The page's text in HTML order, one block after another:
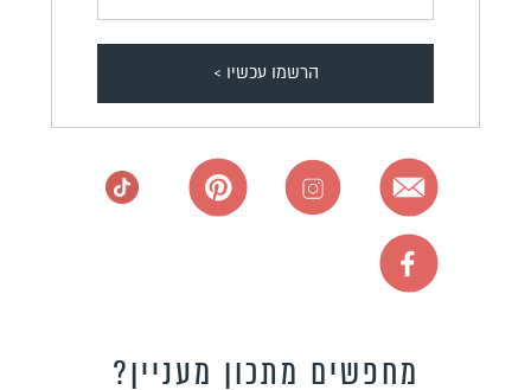
מחפשים מתכון מעניין?